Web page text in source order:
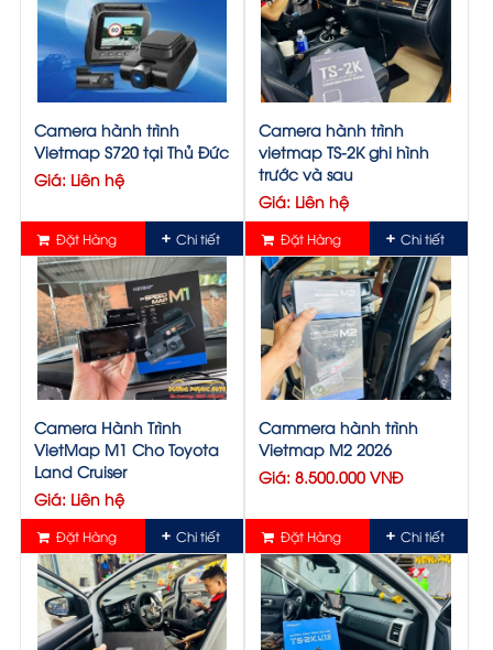
Camera hành trình
Vietmap S720 tại Thủ Đức
Giá: Liên hệ
Đặt Hàng Chi tiết
Camera hành trình
vietmap TS-2K ghi hình
trước và sau
Giá: Liên hệ
Đặt Hàng Chi tiết
Camera Hành Trình
VietMap M1 Cho Toyota
Land Cruiser
Giá: Liên hệ
Đặt Hàng Chi tiết
Cammera hành trình
Vietmap M2 2026
Giá: 8.500.000 VNĐ
Đặt Hàng Chi tiết